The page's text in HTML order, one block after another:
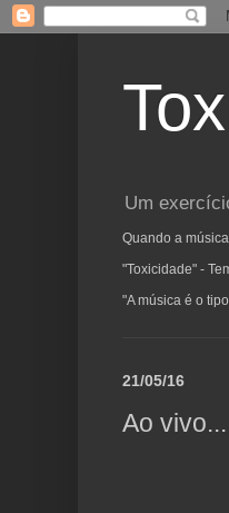
Um
Quando a
"Toxicidade" -
"A música é o
21/05/16
Ao